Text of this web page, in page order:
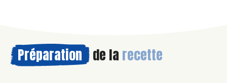
Préparation de la recette